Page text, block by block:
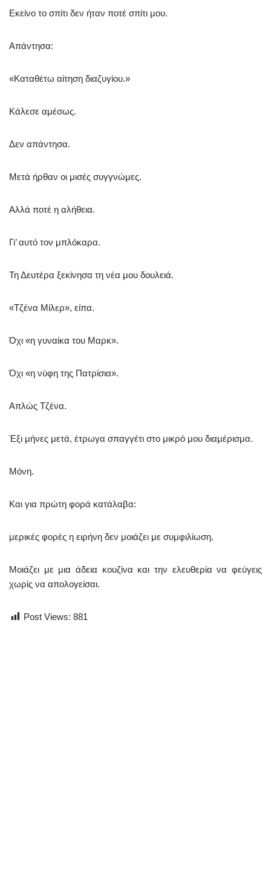
Εκείνο το σπίτι δεν ήταν ποτέ σπίτι μου.
Απάντησα:
«Καταθέτω αίτηση διαζυγίου.»
Κάλεσε αμέσως.
Δεν απάντησα.
Μετά ήρθαν οι μισές συγγνώμες.
Αλλά ποτέ η αλήθεια.
Γι’ αυτό τον μπλόκαρα.
Τη Δευτέρα ξεκίνησα τη νέα μου δουλειά.
«Τζένα Μίλερ», είπα.
Όχι «η γυναίκα του Μαρκ».
Όχι «η νύφη της Πατρίσια».
Απλώς Τζένα.
Έξι μήνες μετά, έτρωγα σπαγγέτι στο μικρό μου διαμέρισμα.
Μόνη.
Και για πρώτη φορά κατάλαβα:
μερικές φορές η ειρήνη δεν μοιάζει με συμφιλίωση.
Μοιάζει με μια άδεια κουζίνα και την ελευθερία να φεύγεις
χωρίς να απολογείσαι.
Post Views: 881